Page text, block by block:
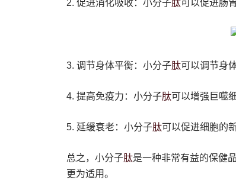
2. 促进消化吸收：小分子 可以促进肠
3. 调节身体平衡：小分子肽可以调节身
4. 提高免疫力：小分子肽可以增强巨噬
5. 延缓衰老：小分子肽可以促进细胞的
总之，小分子肽是一种非常有益的保健
更为适用。